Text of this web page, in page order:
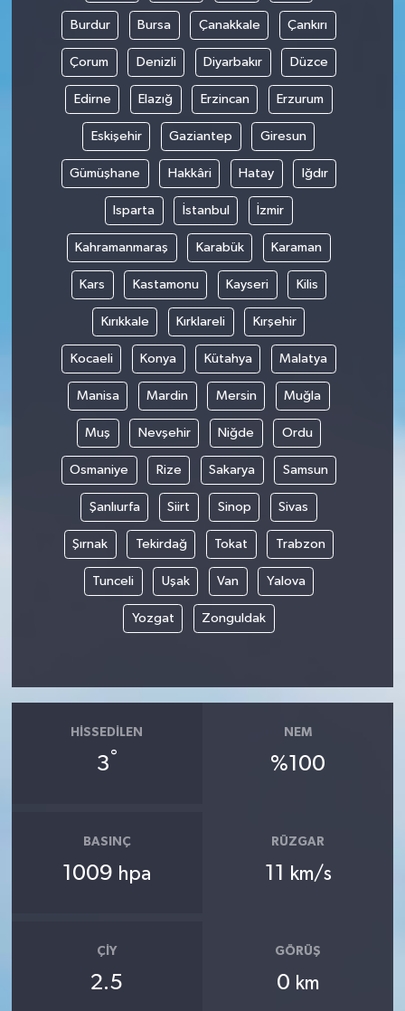
Burdur Bursa Çanakkale Çankırı
Çorum Denizli Diyarbakır Düzce
Edirne Elazığ Erzincan Erzurum
Eskişehir Gaziantep Giresun
Gümüşhane Hakkâri Hatay Iğdır
Isparta İstanbul İzmir
Kahramanmaraş Karabük Karaman
Kars Kastamonu Kayseri Kilis
Kırıkkale Kırklareli Kırşehir
Kocaeli Konya Kütahya Malatya
Manisa Mardin Mersin Muğla
Muş Nevşehir Niğde Ordu
Osmaniye Rize Sakarya Samsun
Şanlıurfa Siirt Sinop Sivas
Şırnak Tekirdağ Tokat Trabzon
Tunceli Uşak Van Yalova
Yozgat Zonguldak
HISSEDILEN
3°
NEM
%100
BASINÇ
1009 hpa
RÜZGAR
11 km/s
ÇIY
2.5
GÖRÜŞ
0 km